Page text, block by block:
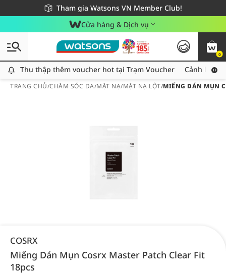
Tham gia Watsons VN Member Club!
Miễn phí giao hàng cho đơn hàng từ 249,000Đ
Giao hàng nhanh 24h - Áp dụng khu vực TP. Hồ Chí Minh
Cửa hàng & Dịch vụ
0
Thu thập thêm voucher hot tại Trạm Voucher
Thu thập thêm voucher hot tại Trạm Voucher Cảnh báo
TRANG CHỦ/CHĂM SÓC DA/MẶT NẠ/MẶT NẠ LỘT/MIẾNG DÁN MỤN
COSRX
Miếng Dán Mụn Cosrx Master Patch Clear Fit
18pcs